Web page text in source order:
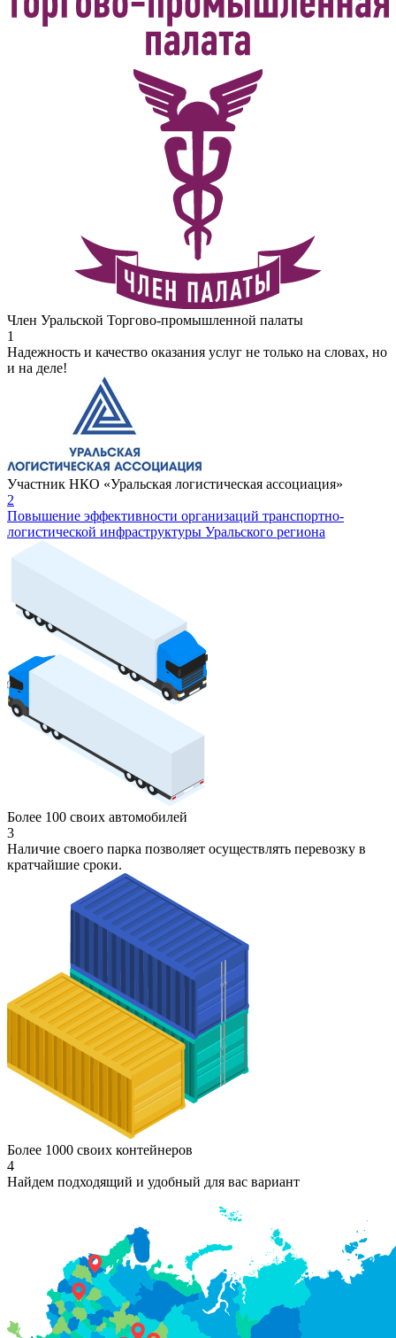
Член Уральской Торгово-промышленной палаты
1
Надежность и качество оказания услуг не только на словах, но
и на деле!
Участник НКО «Уральская логистическая ассоциация»
2
Повышение эффективности организаций транспортно-
логистической инфраструктуры Уральского региона
Более 100 своих автомобилей
3
Наличие своего парка позволяет осуществлять перевозку в
кратчайшие сроки.
Более 1000 своих контейнеров
4
Найдем подходящий и удобный для вас вариант